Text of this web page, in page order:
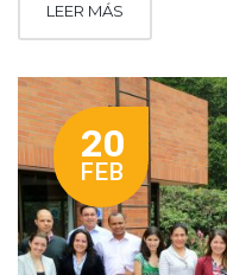
LEER MÁS
20
FEB